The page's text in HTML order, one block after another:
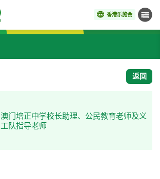
香港乐施会 菜单
返回
澳门培正中学校长助理、公民教育老师及义
工队指导老师